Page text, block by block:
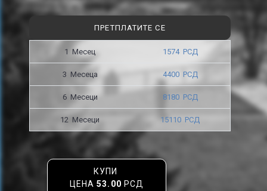
ПРЕТПЛАТИТЕ СЕ
1 Месец 1574 РСД
3 Месецa 4400 РСД
6 Месеци 8180 РСД
12 Месеци 15110 РСД
КУПИ
ЦЕНА53.00 РСД